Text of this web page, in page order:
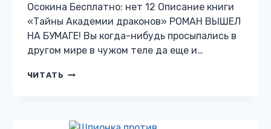
Осокина Бесплатно: нет 12 Описание книги
«Тайны Академии драконов» РОМАН ВЫШЕЛ
НА БУМАГЕ! Вы когда-нибудь просыпались в
другом мире в чужом теле да еще и…
ЧИТАТЬ ТАЙНЫ